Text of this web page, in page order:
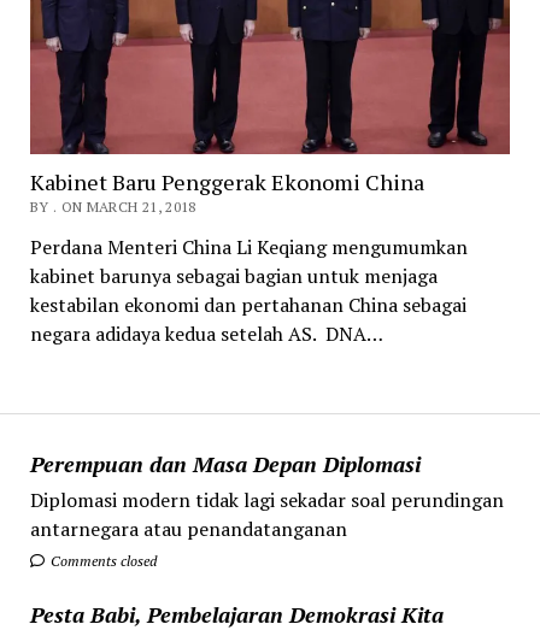
Perempuan dan Masa Depan Diplomasi
Diplomasi modern tidak lagi sekadar soal perundingan
antarnegara atau penandatanganan
Comments closed
Pesta Babi, Pembelajaran Demokrasi Kita
Kabinet Baru Penggerak Ekonomi China
BY . ON MARCH 21, 2018
Perdana Menteri China Li Keqiang mengumumkan
kabinet barunya sebagai bagian untuk menjaga
kestabilan ekonomi dan pertahanan China sebagai
negara adidaya kedua setelah AS. DNA…